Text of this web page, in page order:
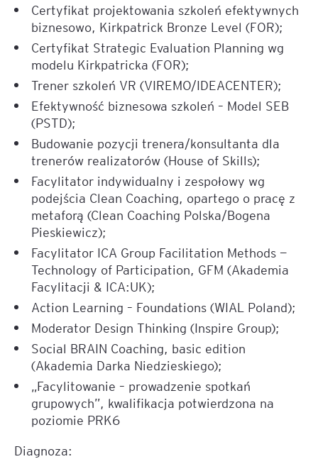
Certyfikat projektowania szkoleń efektywnych
biznesowo, Kirkpatrick Bronze Level (FOR);
Certyfikat Strategic Evaluation Planning wg
modelu Kirkpatricka (FOR);
Trener szkoleń VR (VIREMO/IDEACENTER);
Efektywność biznesowa szkoleń – Model SEB
(PSTD);
Budowanie pozycji trenera/konsultanta dla
trenerów realizatorów (House of Skills);
Facylitator indywidualny i zespołowy wg
podejścia Clean Coaching, opartego o pracę z
metaforą (Clean Coaching Polska/Bogena
Pieskiewicz);
Facylitator ICA Group Facilitation Methods —
Technology of Participation, GFM (Akademia
Facylitacji & ICA:UK);
Action Learning – Foundations (WIAL Poland);
Moderator Design Thinking (Inspire Group);
Social BRAIN Coaching, basic edition
(Akademia Darka Niedzieskiego);
„Facylitowanie – prowadzenie spotkań
grupowych”, kwalifikacja potwierdzona na
poziomie PRK6
Diagnoza: